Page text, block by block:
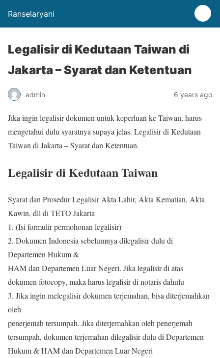
Ranselaryani
Legalisir di Kedutaan Taiwan di
Jakarta – Syarat dan Ketentuan
admin 6 years ago
Jika ingin legalisir dokumen untuk keperluan ke Taiwan, harus
mengetahui dulu syaratnya supaya jelas. Legalisir di Kedutaan
Taiwan di Jakarta – Syarat dan Ketentuan.
Legalisir di Kedutaan Taiwan
Syarat dan Prosedur Legalisir Akta Lahir, Akta Kematian, Akta
Kawin, dll di TETO Jakarta
1. (Isi formulir permohonan legalisir)
2. Dokumen Indonesia sebelumnya dilegalisir dulu di
Departemen Hukum &
HAM dan Departemen Luar Negeri. Jika legalisir di atas
dokumen fotocopy, maka harus legalisir di notaris dahulu
3. Jika ingin melegalisir dokumen terjemahan, bisa diterjemahkan
oleh
penerjemah tersumpah. Jika diterjemahkan oleh penerjemah
tersumpah, dokumen terjemahan dilegalisir dulu di Departemen
Hukum & HAM dan Departemen Luar Negeri